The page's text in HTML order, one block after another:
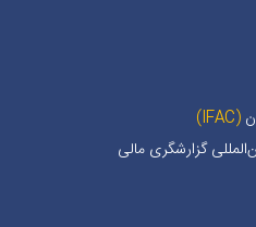
(IFAC)
گزارشگری مالی